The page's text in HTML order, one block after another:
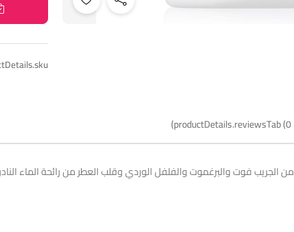
productDetails.reviewsTab (0)
عطر الرجال الشباب الاقوياء صدر 2016 من الجريب فوت والبرغموت والفلفل الوردي وقلب